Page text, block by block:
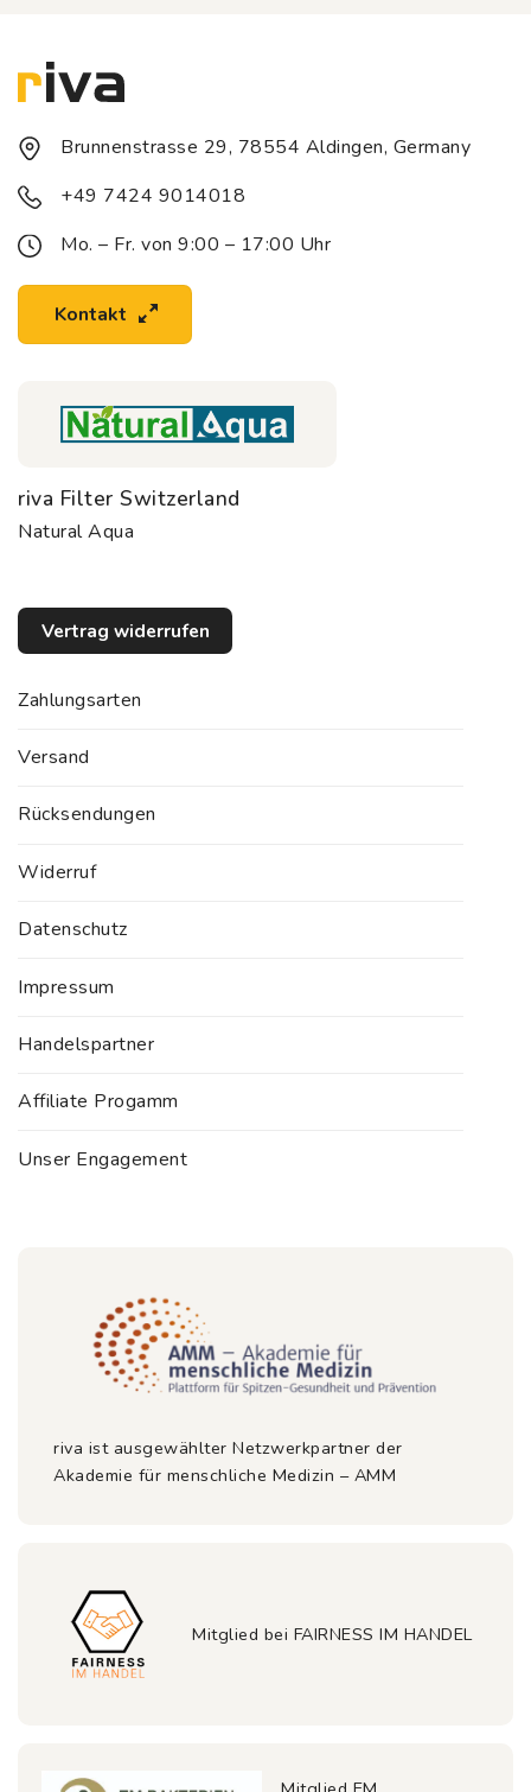
Brunnenstrasse 29, 78554 Aldingen, Germany
+49 7424 9014018
Mo. – Fr. von 9:00 – 17:00 Uhr
Kontakt
riva Filter Switzerland
Natural Aqua
Vertrag widerrufen
Zahlungsarten
Versand
Rücksendungen
Widerruf
Datenschutz
Impressum
Handelspartner
Affiliate Progamm
Unser Engagement
riva ist ausgewählter Netzwerkpartner der
Akademie für menschliche Medizin – AMM
Mitglied bei FAIRNESS IM HANDEL